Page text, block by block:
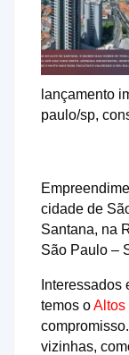
lançamento
paulo/sp,
cidade de
Santana, na
São Paulo –
Interessados
temos oAltos
vizinhas,